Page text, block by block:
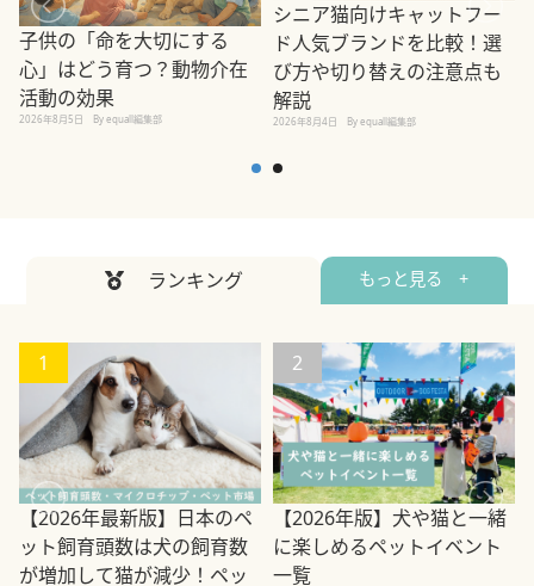
子供の「命を大切にする
心」はどう育つ？動物介在
活動の効果
2026年8月5日 By equall編集部
シニア猫向けキャットフー
ド人気ブランドを比較！選
び方や切り替えの注意点も
解説
2026年8月4日 By equall編集部
ランキング もっと見る +
1
【2026年最新版】日本のペ
ット飼育頭数は犬の飼育数
が増加して猫が減少！ペッ
2
【2026年版】犬や猫と一緒
に楽しめるペットイベント
一覧